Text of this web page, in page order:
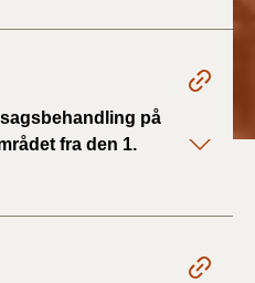
på
fra den 1.